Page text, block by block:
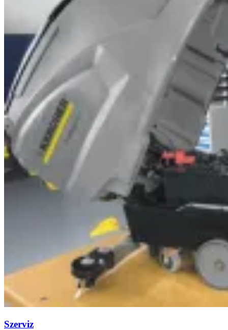
Szerviz